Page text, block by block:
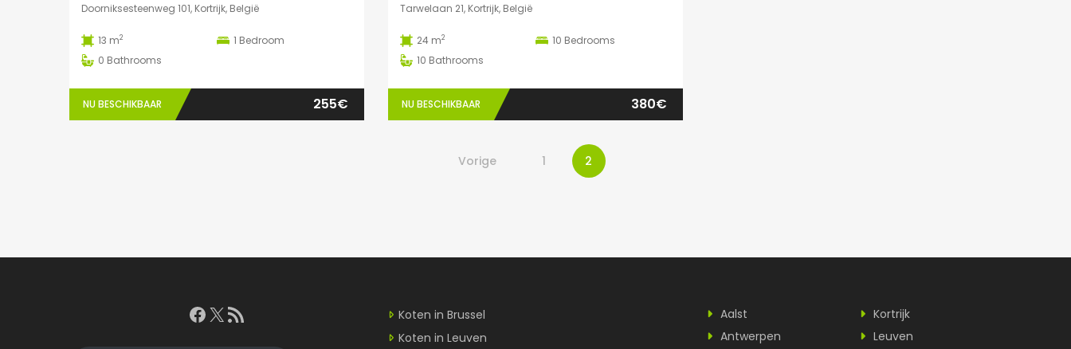
Doorniksesteenweg 101, Kortrijk, België
13 m2 1 Bedroom
0 Bathrooms
NU BESCHIKBAAR 255€
Tarwelaan 21, Kortrijk, België
24 m2 10 Bedrooms
10 Bathrooms
NU BESCHIKBAAR 380€
Vorige 1 2
Facebook
X RSS feed
Koten in Brussel
Koten in Leuven
Aalst
Antwerpen
Kortrijk
Leuven